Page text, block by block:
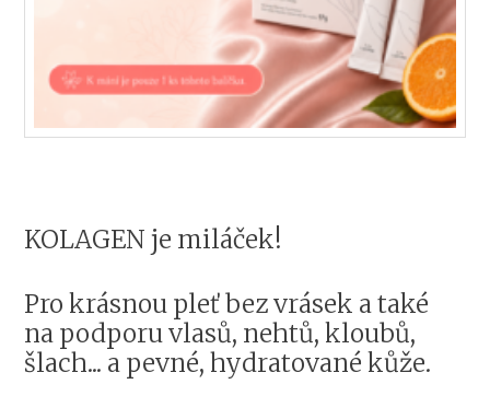
KOLAGEN je miláček!
Pro krásnou pleť bez vrásek a také
na podporu vlasů, nehtů, kloubů,
šlach... a pevné, hydratované kůže.